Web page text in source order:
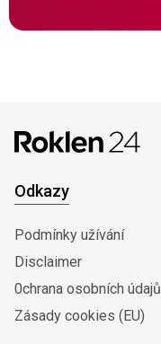
Odkazy
Podmínky užívání
Disclaimer
0chrana osobních údajů
Zásady cookies (EU)